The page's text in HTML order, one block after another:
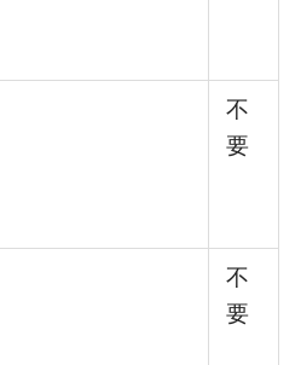
不
要
不
要